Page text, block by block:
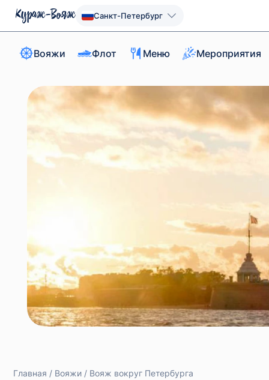
Санкт-Петербург
Вояжи Флот Меню Мероприятия
Главная Вояжи Вояж вокруг Петербурга